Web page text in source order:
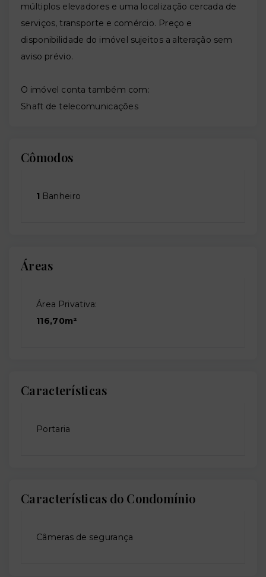
múltiplos elevadores e uma localização cercada de
serviços, transporte e comércio. Preço e
disponibilidade do imóvel sujeitos a alteração sem
aviso prévio.
O imóvel conta também com:
Shaft de telecomunicações
Cômodos
1 Banheiro
Áreas
Área Privativa:
116,70m²
Características
Portaria
Características do Condomínio
Câmeras de segurança